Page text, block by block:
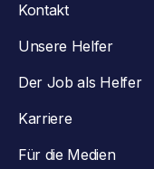
Kontakt
Unsere Helfer
Der Job als Helfer
Karriere
Für die Medien